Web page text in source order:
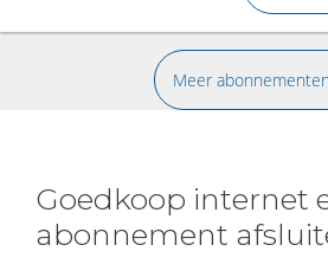
Meer abonnementen
Goedkoop internet
abonnement